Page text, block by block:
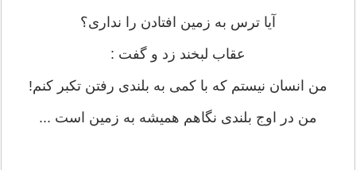
آيا ترس به زمين افتادن را نداری؟
عقاب لبخند زد و گفت :
من انسان نيستم كه با كمی به بلندی رفتن تكبر كنم!
من در اوج بلندی نگاهم هميشه به زمين است ...